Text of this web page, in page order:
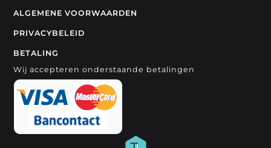
ALGEMENE VOORWAARDEN
PRIVACYBELEID
BETALING
Wij accepteren onderstaande betalingen